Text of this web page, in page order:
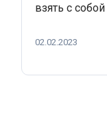
взять с
02.02.2023